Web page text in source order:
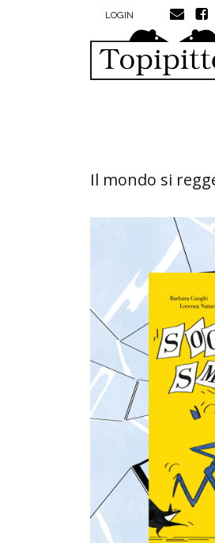
Salta al contenuto principale
MENU PROFILO UTENTE
LOGIN
Il mondo si